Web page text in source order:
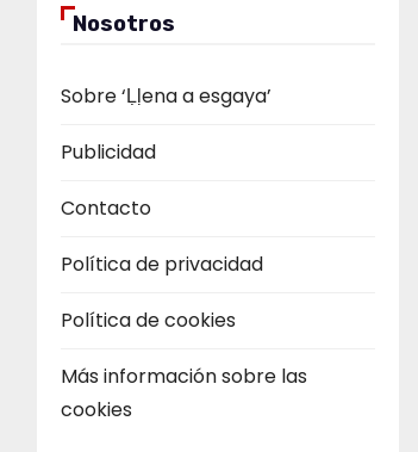
Nosotros
Sobre ‘Ḷḷena a esgaya’
Publicidad
Contacto
Política de privacidad
Política de cookies
Más información sobre las
cookies